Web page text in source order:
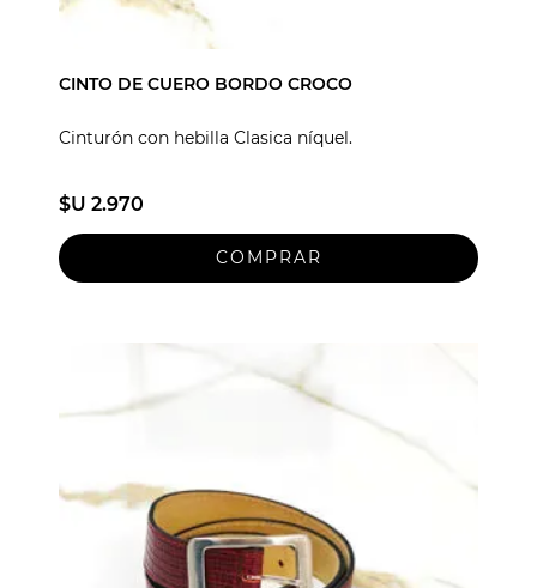
CINTO DE CUERO BORDO CROCO
Cinturón con hebilla Clasica níquel.
$U 2.970